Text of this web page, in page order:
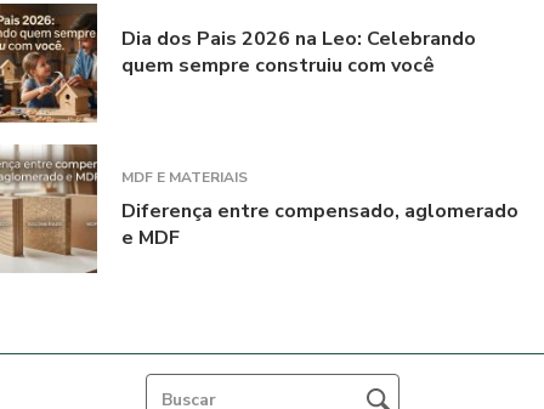
Dia dos Pais 2026 na Leo: Celebrando
quem sempre construiu com você
MDF E MATERIAIS
Diferença entre compensado, aglomerado
e MDF